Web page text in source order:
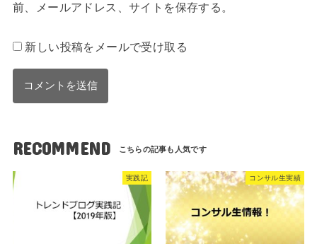
前、メールアドレス、サイトを保存する。
新しい投稿をメールで受け取る
RECOMMEND
実践記 コンサル生実績